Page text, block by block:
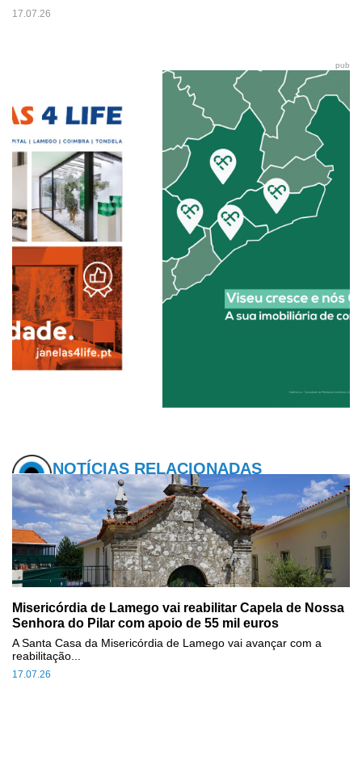
17.07.26
pub
NOTÍCIAS RELACIONADAS
Misericórdia de Lamego vai reabilitar Capela de Nossa
Senhora do Pilar com apoio de 55 mil euros
17.07.26
A Santa Casa da Misericórdia de Lamego vai avançar com a
reabilitação...